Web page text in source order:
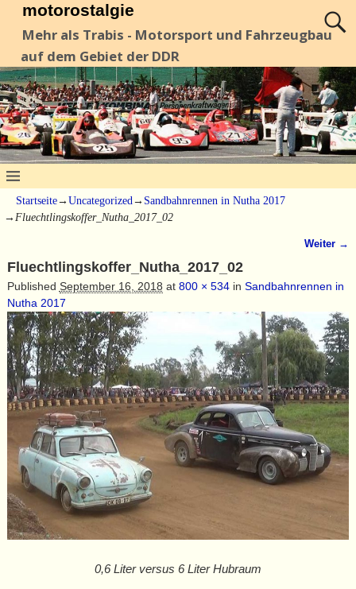
motorostalgie
Mehr als Trabis - Motorsport und Fahrzeugbau
auf dem Gebiet der DDR
Startseite→ Uncategorized → Sandbahnrennen in Nutha 2017
→ Fluechtlingskoffer_Nutha_2017_02
Bilder-Navigation
Weiter →
Fluechtlingskoffer_Nutha_2017_02
Published September 16, 2018 at 800 × 534in Sandbahnrennen in
Nutha 2017
0,6 Liter versus 6 Liter Hubraum